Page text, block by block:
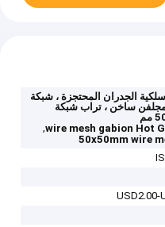
الجدران المحتجزة ، شبكة
ساخن ، تراب شبكة
wire mesh gabion Hot
,
50x50mm wire
USD2.00-